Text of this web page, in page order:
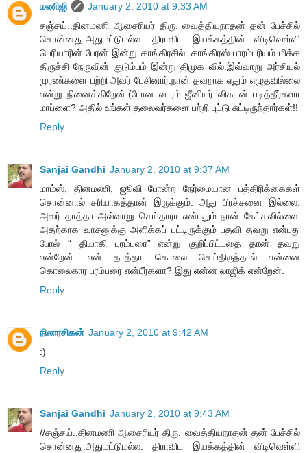
மணிஜி
January 2, 2010 at 9:33 AM
சஞ்சய்..தினமணி ஆசைரியர் திரு. வைத்தியநாதன் தன் பேச்சில்
சொன்னது.அதுமட்டுமல்ல. திராவிட இயக்கத்தின் விடிவெள்ளி
பெரியாரின் பேரன் இன்று காங்கிரசில். காங்கிரஸ் பாரம்பரியம் மிக்க
திருச்சி நேருவின் குடும்பம் இன்று திமுக வில்.இவ்வாறு அர்சியல்
முரண்களை பற்றி அவர் பேசினார்.நான் தவறாக ஏதும் எழுதவில்லை
என்று நினைக்கிறேன்.(போன வாரம் ஜீனியர் விகடன் படித்தீர்களா
மாப்ளை? அதில் உங்கள் தலைவர்களை பற்றி புட்டு சுட்டிருந்தார்கள்!!
Reply
Sanjai Gandhi January 2, 2010 at 9:37 AM
மாம்ஸ், தினமணி, ஜூவி போன்ற நேர்மையான பத்திரிக்கைகள்
சொன்னால் சரியாகத்தான் இருக்கும். அது பிரச்சனை இல்லை.
அவர் தாத்தா அவ்வாறு செய்தாரா என்பதும் நான் கேட்கவில்லை.
அதற்காக வாசனுக்கு அளிக்கப் பட்டிருக்கும் பதவி தவறு என்பது
போல் “ தியாகி பரம்பரை” என்று குறிப்பிட்டதை தான் தவறு
என்றேன். என் தாத்தா கொலை செய்திருந்தால் என்னை
கொலைகார பரம்பரை என்பீர்களா? இது என்ன லாஜிக் என்றேன்.
Reply
நிலாரசிகன் January 2, 2010 at 9:42 AM
:)
Reply
Sanjai Gandhi January 2, 2010 at 9:43 AM
//சஞ்சய்..தினமணி ஆசைரியர் திரு. வைத்தியநாதன் தன் பேச்சில்
சொன்னது.அதுமட்டுமல்ல. திராவிட இயக்கத்தின் விடிவெள்ளி